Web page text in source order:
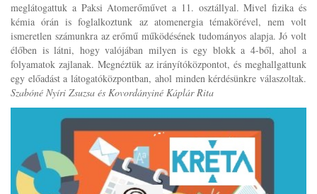
meglátogattuk a Paksi Atomerőművet a 11. osztállyal. Mivel fizika és
kémia órán is foglalkoztunk az atomenergia témakörével, nem volt
ismeretlen számunkra az erőmű működésének tudományos alapja. Jó volt
élőben is látni, hogy valójában milyen is egy blokk a 4-ből, ahol a
folyamatok zajlanak. Megnéztük az irányítóközpontot, és meghallgattunk
egy előadást a látogatóközpontban, ahol minden kérdésünkre válaszoltak.
Szabóné Nyíri Zsuzsa és Kovordányiné Káplár Rita